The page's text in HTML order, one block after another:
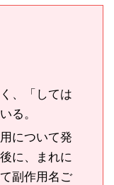
、「しては
る。
について発
に、まれに
副作用名ご